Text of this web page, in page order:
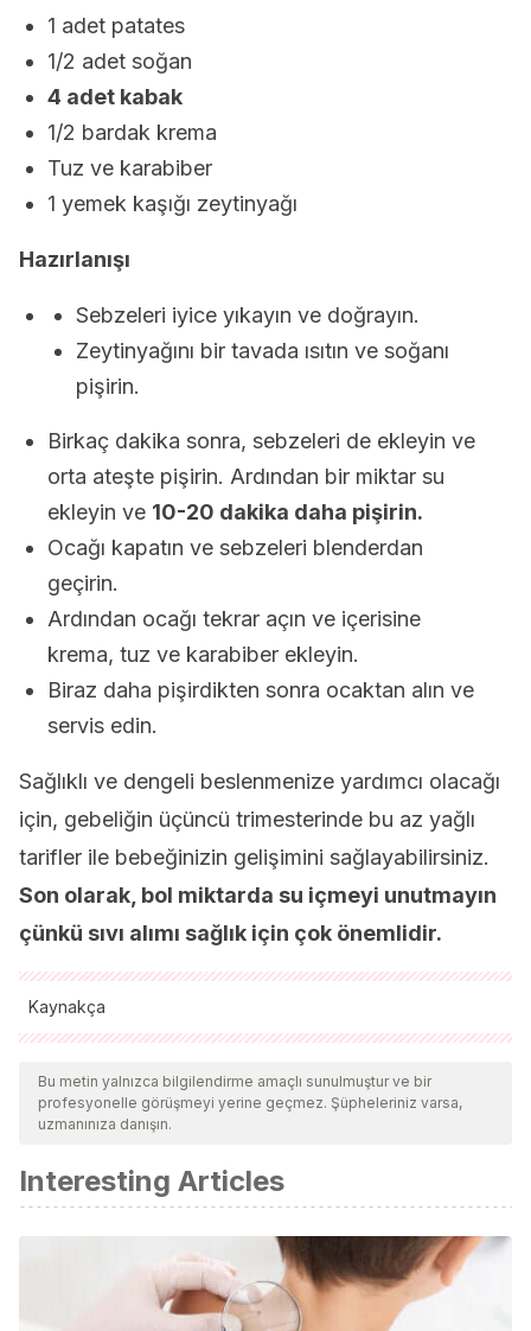
1 adet patates
1/2 adet soğan
4 adet kabak
1/2 bardak krema
Tuz ve karabiber
1 yemek kaşığı zeytinyağı
Hazırlanışı
Sebzeleri iyice yıkayın ve doğrayın.
Zeytinyağını bir tavada ısıtın ve soğanı
pişirin.
Birkaç dakika sonra, sebzeleri de ekleyin ve
orta ateşte pişirin. Ardından bir miktar su
ekleyin ve 10-20 dakika daha pişirin.
Ocağı kapatın ve sebzeleri blenderdan
geçirin.
Ardından ocağı tekrar açın ve içerisine
krema, tuz ve karabiber ekleyin.
Biraz daha pişirdikten sonra ocaktan alın ve
servis edin.
Sağlıklı ve dengeli beslenmenize yardımcı olacağı
için, gebeliğin üçüncü trimesterinde bu az yağlı
tarifler ile bebeğinizin gelişimini sağlayabilirsiniz.
Son olarak, bol miktarda su içmeyi unutmayın
çünkü sıvı alımı sağlık için çok önemlidir.
Kaynakça
Tüm alıntı yapılan kaynaklar, kalitelerini, güvenilirliklerini,
güncelliklerini ve geçerliliklerini sağlamak için ekibimiz
tarafından derinlemesine incelendi. Bu makalenin bibliyografisi
kabul edildi.
Szajewska H., Szajewski T., Saturated fat controversy:
importance of systematic reviews and meta analyses. Crit
Rev Food Sci Nutr, 2016. 56 (12): 1947-51.
Shahidi F., Ambigaipalan P., Omega 3 polyunsaturated fatty
Bu metin yalnızca bilgilendirme amaçlı sunulmuştur ve bir
profesyonelle görüşmeyi yerine geçmez. Şüpheleriniz varsa,
uzmanınıza danışın.
Interesting Articles